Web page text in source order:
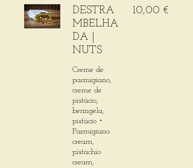
DESTRA
MBELHA
DA |
NUTS
Creme de
parmigiano,
creme de
pistácio,
beringela,
pistácio・
Parmigiano
cream,
pistachio
cream,
10,00 €